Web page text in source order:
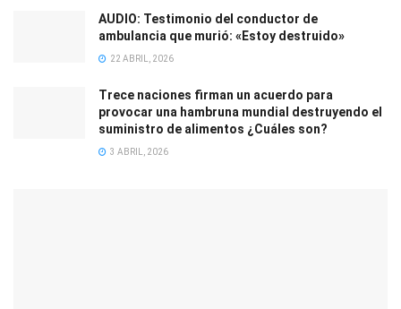
AUDIO: Testimonio del conductor de
ambulancia que murió: «Estoy destruido»
22 ABRIL, 2026
Trece naciones firman un acuerdo para
provocar una hambruna mundial destruyendo el
suministro de alimentos ¿Cuáles son?
3 ABRIL, 2026